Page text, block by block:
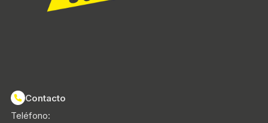
Contacto
Teléfono: